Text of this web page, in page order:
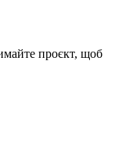
проєкт, щоб